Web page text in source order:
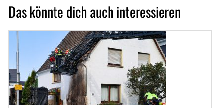
Das könnte dich auch interessieren